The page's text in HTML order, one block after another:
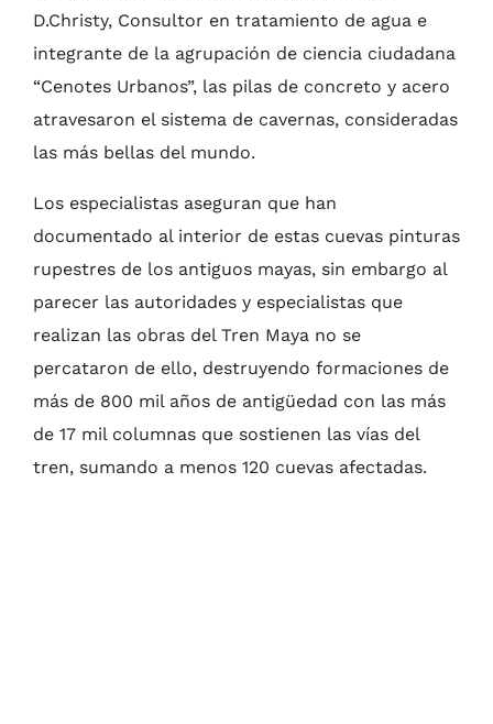
D.Christy, Consultor en tratamiento de agua e
integrante de la agrupación de ciencia ciudadana
“Cenotes Urbanos”, las pilas de concreto y acero
atravesaron el sistema de cavernas, consideradas
las más bellas del mundo.
Los especialistas aseguran que han
documentado al interior de estas cuevas pinturas
rupestres de los antiguos mayas, sin embargo al
parecer las autoridades y especialistas que
realizan las obras del Tren Maya no se
percataron de ello, destruyendo formaciones de
más de 800 mil años de antigüedad con las más
de 17 mil columnas que sostienen las vías del
tren, sumando a menos 120 cuevas afectadas.